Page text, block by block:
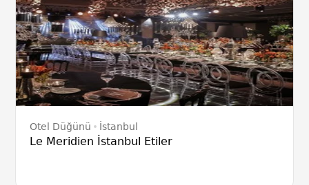
Otel Düğünü İstanbul
Le Meridien İstanbul Etiler